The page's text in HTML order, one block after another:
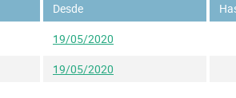
Desde
19/05/2020
19/05/2020